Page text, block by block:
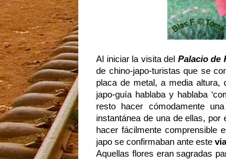
Al iniciar la visita del Palacio de
de chino-japo-turistas que se
placa de metal, a media altura,
japo-guía hablaba y hablaba
resto hacer cómodamente
instantánea de una de ellas,
hacer fácilmente comprensible
japo se confirmaban ante este
Aquellas flores eran sagradas